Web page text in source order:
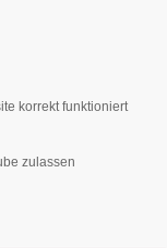
korrekt funktioniert
zulassen